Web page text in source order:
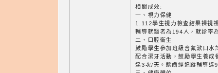
相關成效:
一、視力保健
1.112學生視力檢查結果裸視
輔導就醫者為194人，就診率
二、口腔衛生
鼓勵學生參加班級含氟漱口
配合潔牙活動，鼓勵學生養成
達3次/天。齲齒經追蹤輔導達